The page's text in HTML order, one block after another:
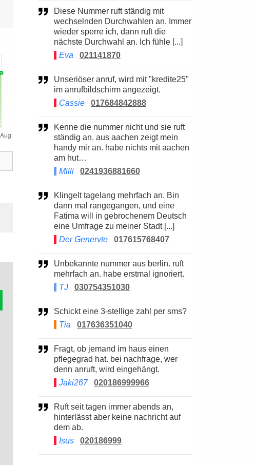
Diese Nummer ruft ständig mit
wechselnden Durchwahlen an. Immer
wieder sperre ich, dann ruft die
nächste Durchwahl an. Ich fühle [...]
Eva
021141870
Unseriöser anruf, wird mit "kredite25"
im anrufbildschirm angezeigt.
Cassie
017684842888
Kenne die nummer nicht und sie ruft
ständig an. aus aachen zeigt mein
handy mir an. habe nichts mit aachen
am hut…
Milli
0241936881660
Klingelt tagelang mehrfach an. Bin
dann mal rangegangen, und eine
Fatima will in gebrochenem Deutsch
eine Umfrage zu meiner Stadt [...]
Der Genervte
017615768407
Unbekannte nummer aus berlin. ruft
mehrfach an. habe erstmal ignoriert.
TJ
030754351030
Schickt eine 3-stellige zahl per sms?
Tia
017636351040
Fragt, ob jemand im haus einen
pflegegrad hat. bei nachfrage, wer
denn anruft, wird eingehängt.
Jaki267
020186999966
Ruft seit tagen immer abends an,
hinterlässt aber keine nachricht auf
dem ab.
Isus
020186999